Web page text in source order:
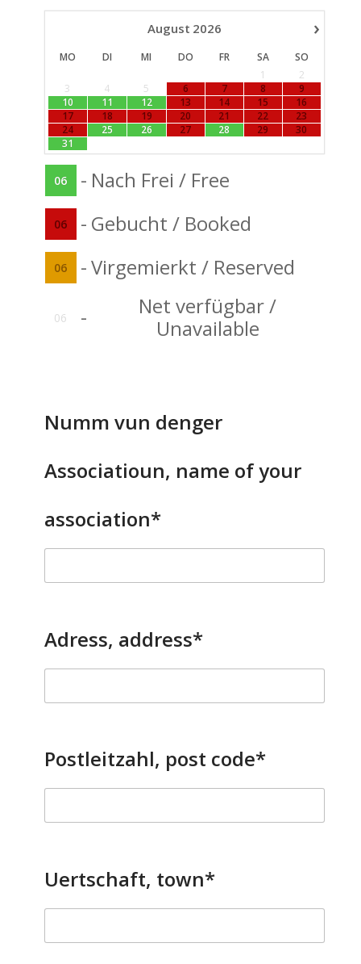
›
August 2026
MO DI MI DO FR SA
SO
1
2
3
4 5 6 7 8
9
10
11 12 13 14 15
16
17
18 19 20 21 22
23
24
25 26 27 28 29
30
31
06 - Nach Frei / Free
06 - Gebucht / Booked
06 -Virgemierkt / Reserved
06 -
Net verfügbar /
Unavailable
Numm vun denger
Associatioun, name of your
association*
Adress, address*
Postleitzahl, post code*
Uertschaft, town*